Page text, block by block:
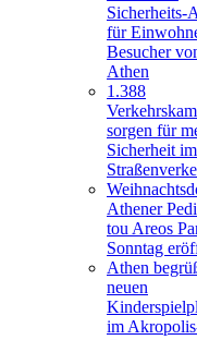
Sicherheits-
für
Besucher
Athen
1.388
sorgen für
Sicherheit im
Athener
tou Areos
Sonntag
Athen
neuen
im